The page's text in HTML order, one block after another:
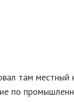
там
по